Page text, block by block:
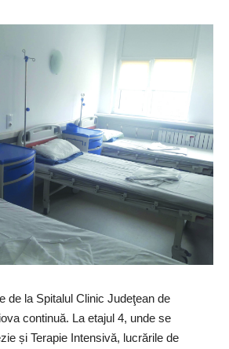
de la Spitalul Clinic Judeţean de
continuă. La etajul 4, unde se
și Terapie Intensivă, lucrările de